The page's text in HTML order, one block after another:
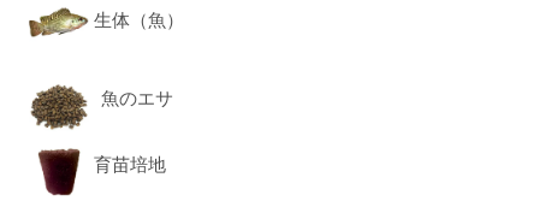
生体（魚）
魚のエサ
育苗培地